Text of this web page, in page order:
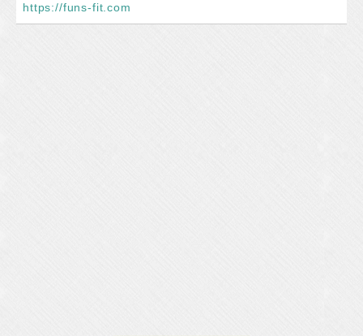
https://funs-fit.com